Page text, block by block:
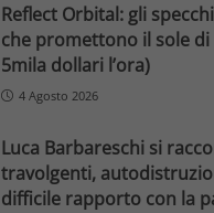
Reflect Orbital: gli
che promettono il sole
5mila dollari l’ora)
4 Agosto 2026
Luca Barbareschi si
travolgenti,
difficile rapporto con la